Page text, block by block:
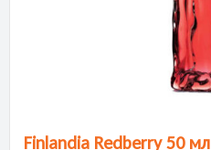
Finlandia Redberry 50 мл